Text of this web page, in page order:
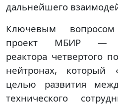
дальнейшего
Ключевым
проект МБИР —
реактора четвертого
нейтронах, который
целью развития
технического